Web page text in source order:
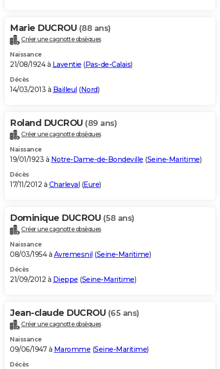
Marie DUCROU (88 ans)
Créer une cagnotte obsèques
Naissance
21/08/1924 à Laventie (Pas-de-Calais)
Décès
14/03/2013 à Bailleul (Nord)
Roland DUCROU (89 ans)
Créer une cagnotte obsèques
Naissance
19/01/1923 à Notre-Dame-de-Bondeville (Seine-Maritime)
Décès
17/11/2012 à Charleval (Eure)
Dominique DUCROU (58 ans)
Créer une cagnotte obsèques
Naissance
08/03/1954 à Avremesnil (Seine-Maritime)
Décès
21/09/2012 à Dieppe (Seine-Maritime)
Jean-claude DUCROU (65 ans)
Créer une cagnotte obsèques
Naissance
09/06/1947 à Maromme (Seine-Maritime)
Décès